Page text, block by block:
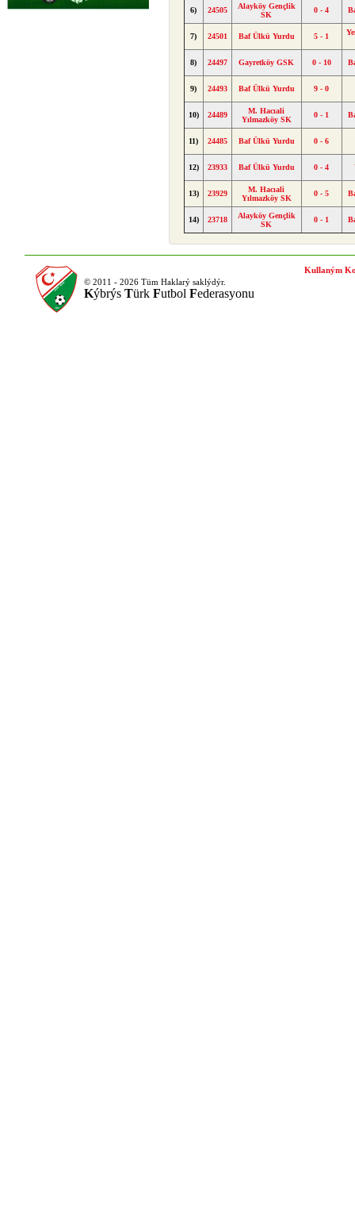
6) 24505
Alayköy Gençlik
SK
0 - 4
7) 24501 Baf Ülkü Yurdu 5 - 1
8) 24497 Gayretköy GSK 0 - 10
9) 24493 Baf Ülkü Yurdu 9 - 0
10) 24489
M. Hacıali
Yılmazköy SK
0 - 1
11) 24485 Baf Ülkü Yurdu 0 - 6
12) 23933 Baf Ülkü Yurdu 0 - 4
13) 23929
M. Hacıali
Yılmazköy SK
0 - 5
14) 23718
Alayköy Gençlik
SK
0 - 1
© 2011 - 2026 Tüm Haklarý saklýdýr.
Kýbrýs Türk Futbol Federasyonu
Kullaným